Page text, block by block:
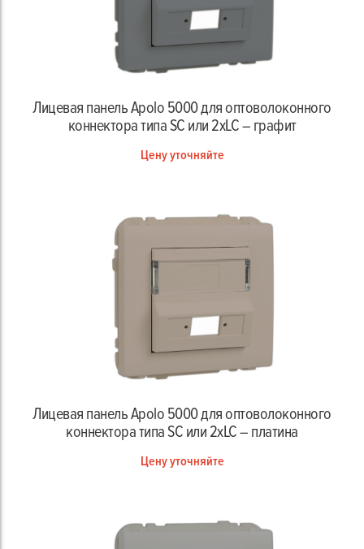
Лицевая панель Apolo 5000 для оптоволоконного
коннектора типа SC или 2xLC – графит
Цену уточняйте
Лицевая панель Apolo 5000 для оптоволоконного
коннектора типа SC или 2xLC – платина
Цену уточняйте